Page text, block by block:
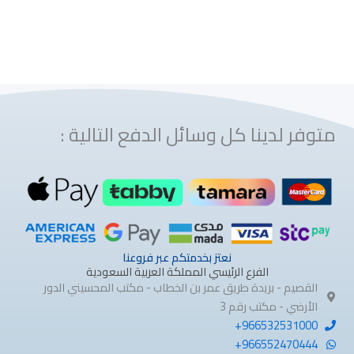
متوفر لدينا كل وسائل الدفع التالية :
نعتز بخدمتكم عبر فروعنا
الفرع الرئيسي المملكة العربية السعودية
القصيم - بريدة طريق عمر بن الخطاب - مكتب المحسيني الدور
الأرضي - مكتب رقم 3
966532531000+
966552470444+